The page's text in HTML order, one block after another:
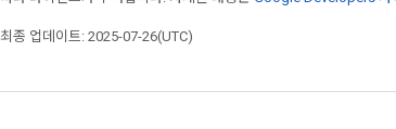
최종 업데이트: 2025-07-26(UTC)